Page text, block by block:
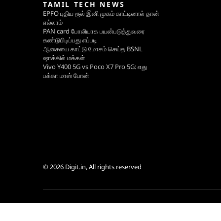
TAMIL TECH NEWS
EPFO புதிய ரூல் இனி முகம் காட்டினால் தான்
எல்லாம்
PAN card போலியாக பயன்படுத்துவரை
கண்டுபிடிப்பது எப்படி
ஆசையை காட்டு மோசம் செய்த BSNL
ஷாக்கில் மக்கள்
Vivo Y400 5G vs Poco X7 Pro 5G: எது
பக்கா மாஸ் போன்
© 2026 Digit.in, All rights reserved